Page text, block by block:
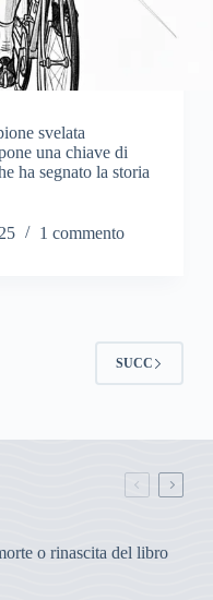
svelata
una chiave di
ha segnato la storia
1 commento
SUCC
o rinascita del libro